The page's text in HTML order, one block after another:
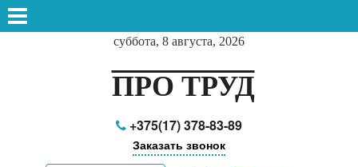
суббота, 8 августа, 2026
ПРО ТРУД
+375(17) 378-83-89
Заказать звонок